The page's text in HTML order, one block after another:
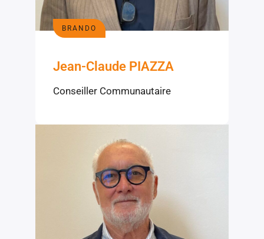
BRANDO
Jean-Claude PIAZZA
Conseiller Communautaire